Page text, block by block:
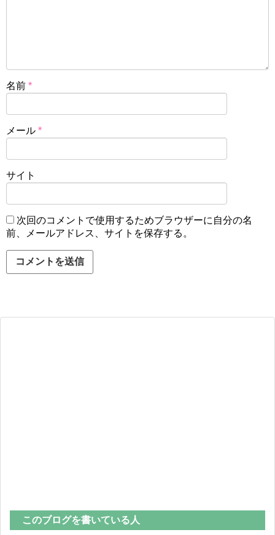
名前 *
メール *
サイト
次回のコメントで使用するためブラウザーに自分の名
前、メールアドレス、サイトを保存する。
このブログを書いている人